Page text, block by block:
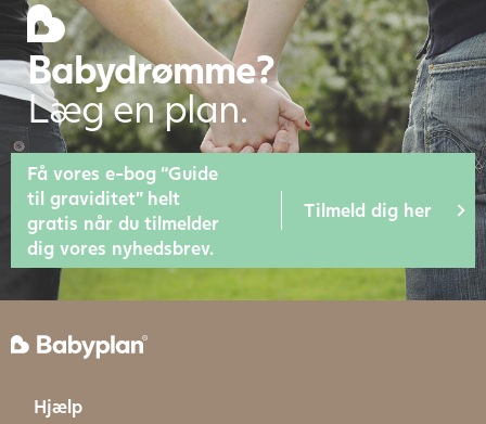
Babydrømme?
Læg en plan.
Få vores e-bog “Guide
til graviditet” helt
gratis når du tilmelder
dig vores nyhedsbrev.
Tilmeld dig her
Hjælp